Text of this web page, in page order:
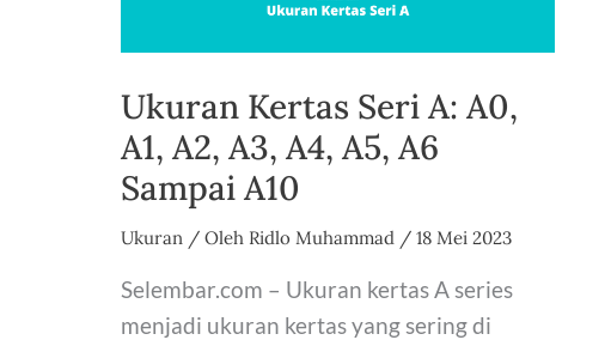
Ukuran Kertas Seri A: A0,
A1, A2, A3, A4, A5, A6
Sampai A10
Ukuran/ Oleh Ridlo Muhammad / 18 Mei 2023
Selembar.com – Ukuran kertas A series
menjadi ukuran kertas yang sering di